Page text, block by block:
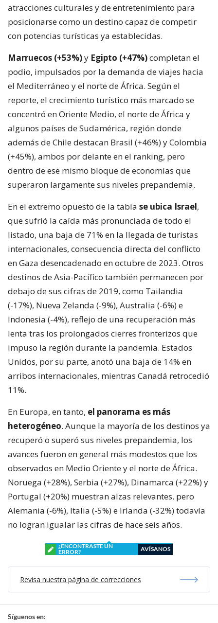
atracciones culturales y de entretenimiento para
posicionarse como un destino capaz de competir
con potencias turísticas ya establecidas.
Marruecos (+53%)y Egipto (+47%)completan el
podio, impulsados por la demanda de viajes hacia
el Mediterráneo y el norte de África. Según el
reporte, el crecimiento turístico más marcado se
concentró en Oriente Medio, el norte de África y
algunos países de Sudamérica, región donde
además de Chile destacan Brasil (+46%) y Colombia
(+45%), ambos por delante en el ranking, pero
dentro de ese mismo bloque de economías que
superaron largamente sus niveles prepandemia.
En el extremo opuesto de la tabla se ubica Israel,
que sufrió la caída más pronunciada de todo el
listado, una baja de 71% en la llegada de turistas
internacionales, consecuencia directa del conflicto
en Gaza desencadenado en octubre de 2023. Otros
destinos de Asia-Pacífico también permanecen por
debajo de sus cifras de 2019, como Tailandia
(-17%), Nueva Zelanda (-9%), Australia (-6%) e
Indonesia (-4%), reflejo de una recuperación más
lenta tras los prolongados cierres fronterizos que
impuso la región durante la pandemia. Estados
Unidos, por su parte, anotó una baja de 14% en
arribos internacionales, mientras Canadá retrocedió
11%.
En Europa, en tanto, el panorama es más
heterogéneo. Aunque la mayoría de los destinos ya
recuperó o superó sus niveles prepandemia, los
avances fueron en general más modestos que los
observados en Medio Oriente y el norte de África.
Noruega (+28%), Serbia (+27%), Dinamarca (+22%) y
Portugal (+20%) muestran alzas relevantes, pero
Alemania (-6%), Italia (-5%) e Irlanda (-32%) todavía
no logran igualar las cifras de hace seis años.
¿ENCONTRASTE UN
ERROR?
AVÍSANOS
Revisa nuestra página de correcciones
Síguenos en: